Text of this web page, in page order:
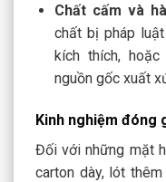
Chất cấm và
chất bị pháp
kích thích,
nguồn gốc xuất
Kinh nghiệm đóng
Đối với những mặt
carton dày, lót